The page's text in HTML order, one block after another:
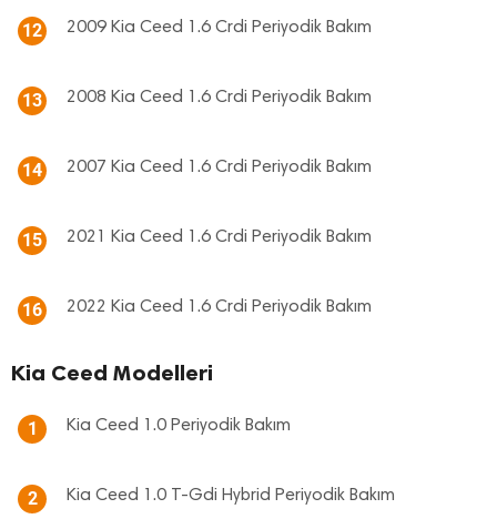
12 2009 Kia Ceed 1.6 Crdi Periyodik Bakım
13 2008 Kia Ceed 1.6 Crdi Periyodik Bakım
14 2007 Kia Ceed 1.6 Crdi Periyodik Bakım
15 2021 Kia Ceed 1.6 Crdi Periyodik Bakım
16 2022 Kia Ceed 1.6 Crdi Periyodik Bakım
Kia Ceed Modelleri
1 Kia Ceed 1.0 Periyodik Bakım
2 Kia Ceed 1.0 T-Gdi Hybrid Periyodik Bakım